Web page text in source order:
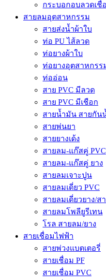
กระบอกอบลวดเชื่
สายลมอุตสาหกรรม
สายส่งน้ำผ้าใบ
ท่อ PU ไส้ลวด
ท่อยางผ้าใบ
ท่อยางอุตสาหกรร
ท่ออ่อน
สาย PVC มีลวด
สาย PVC มีเชือก
สายน้ำมัน สายกัน
สายพ่นยา
สายยางเด้ง
สายลม-แก๊สคู่ PVC
สายลม-แก๊สคู่ ยาง
สายลมเจาะปูน
สายลมเดี่ยว PVC
สายลมเดี่ยวยาง/ส
สายลมโพลียูรีเทน
โรล สายลม/ยาง
สายเชื่อมไฟฟ้า
สายพ่วงแบตเตอรี่
สายเชื่อม PF
สายเชื่อม PVC